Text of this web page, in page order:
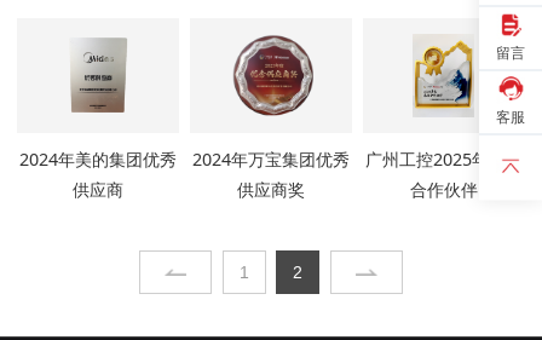
2024年美的集团优秀
供应商
2024年万宝集团优秀
供应商奖
广州工控2025年最佳
合作伙伴
1 2
留言
客服